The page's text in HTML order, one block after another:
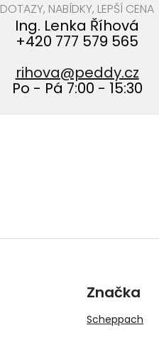
DOTAZY, NABÍDKY, LEPŠÍ CENA
Ing. Lenka Říhová
+420 777 579 565
rihova@peddy.cz
Po - Pá 7:00 - 15:30
Značka
Scheppach